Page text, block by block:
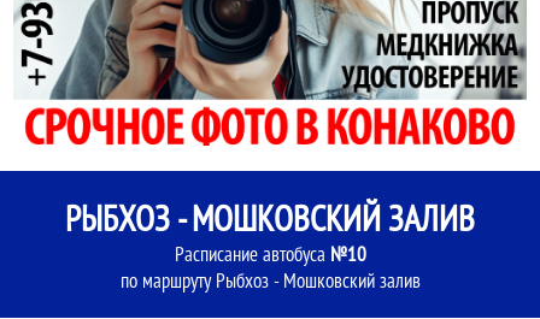
РЫБХОЗ - МОШКОВСКИЙ ЗАЛИВ
Расписание автобуса №10
по маршруту Рыбхоз - Мошковский залив